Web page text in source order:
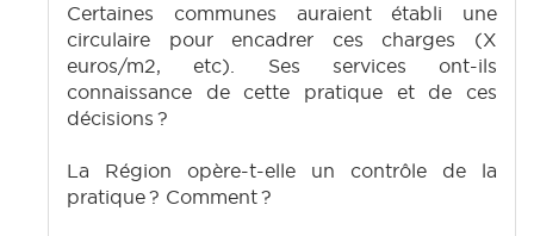
Certaines communes auraient établi une
circulaire pour encadrer ces charges (X
euros/m2, etc). Ses services ont-ils
connaissance de cette pratique et de ces
décisions ?
La Région opère-t-elle un contrôle de la
pratique ? Comment ?